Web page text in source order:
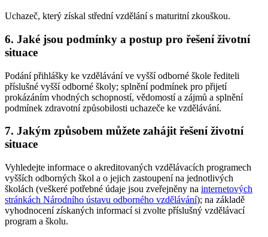
Uchazeč, který získal střední vzdělání s maturitní zkouškou.
6. Jaké jsou podmínky a postup pro řešení životní
situace
Podání přihlášky ke vzdělávání ve vyšší odborné škole řediteli
příslušné vyšší odborné školy; splnění podmínek pro přijetí
prokázáním vhodných schopností, vědomostí a zájmů a splnění
podmínek zdravotní způsobilosti uchazeče ke vzdělávání.
7. Jakým způsobem můžete zahájit řešení životní
situace
Vyhledejte informace o akreditovaných vzdělávacích programech
vyšších odborných škol a o jejich zastoupení na jednotlivých
školách (veškeré potřebné údaje jsou zveřejněny na internetových
stránkách Národního ústavu odborného vzdělávání); na základě
vyhodnocení získaných informací si zvolte příslušný vzdělávací
program a školu.